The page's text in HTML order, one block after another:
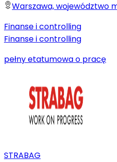
Warszawa, województwo
Finanse i controlling
Finanse i controlling
pełny etatumowa o pracę
STRABAG